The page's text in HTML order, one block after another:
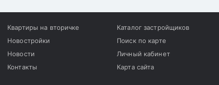
Квартиры на вторичке
Новостройки
Новости
Контакты
Каталог застройщиков
Поиск по карте
Личный кабинет
Карта сайта